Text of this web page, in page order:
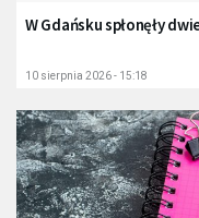
W Gdańsku spłonęły
10 sierpnia 2026 - 15:18